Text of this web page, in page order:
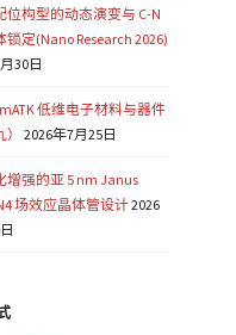
位构型的动态演变与 C-N
锁定(Nano Research 2026)
30日
低维电子材料与器件
2026年7月25日
增强的亚 5 nm Janus
场效应晶体管设计2026